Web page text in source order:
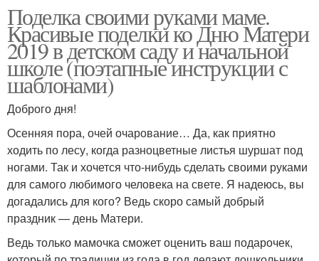
Поделка своими руками маме.
Красивые поделки ко Дню Матери
2019 в детском саду и начальной
школе (поэтапные инструкции с
шаблонами)
Доброго дня!
Осенняя пора, очей очарование… Да, как приятно
ходить по лесу, когда разноцветные листья шуршат под
ногами. Так и хочется что-нибудь сделать своими руками
для самого любимого человека на свете. Я надеюсь, вы
догадались для кого? Ведь скоро самый добрый
праздник — день Матери.
Ведь только мамочка сможет оценить ваш подарочек,